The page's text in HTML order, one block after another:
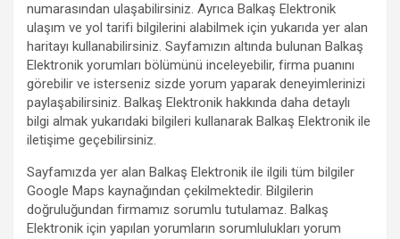
numarasından ulaşabilirsiniz. Ayrıca Balkaş Elektronik
ulaşım ve yol tarifi bilgilerini alabilmek için yukarıda yer alan
haritayı kullanabilirsiniz. Sayfamızın altında bulunan Balkaş
Elektronik yorumları bölümünü inceleyebilir, firma puanını
görebilir ve isterseniz sizde yorum yaparak deneyimlerinizi
paylaşabilirsiniz. Balkaş Elektronik hakkında daha detaylı
bilgi almak yukarıdaki bilgileri kullanarak Balkaş Elektronik ile
iletişime geçebilirsiniz.
Sayfamızda yer alan Balkaş Elektronik ile ilgili tüm bilgiler
Google Maps kaynağından çekilmektedir. Bilgilerin
doğruluğundan firmamız sorumlu tutulamaz. Balkaş
Elektronik için yapılan yorumların sorumlulukları yorum